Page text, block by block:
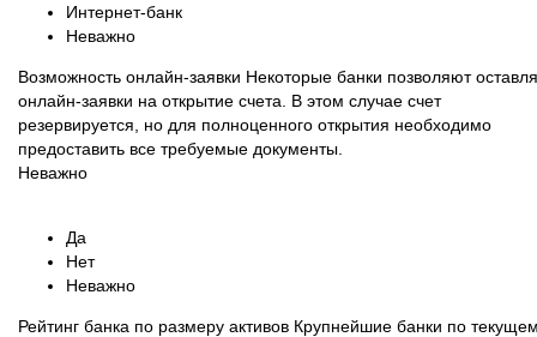
Интернет-банк
Неважно
Возможность онлайн-заявки Некоторые банки позволяют
онлайн-заявки на открытие счета. В этом случае счет
резервируется, но для полноценного открытия необходимо
предоставить все требуемые документы.
Неважно
Да
Нет
Неважно
Рейтинг банка по размеру активов Крупнейшие банки по